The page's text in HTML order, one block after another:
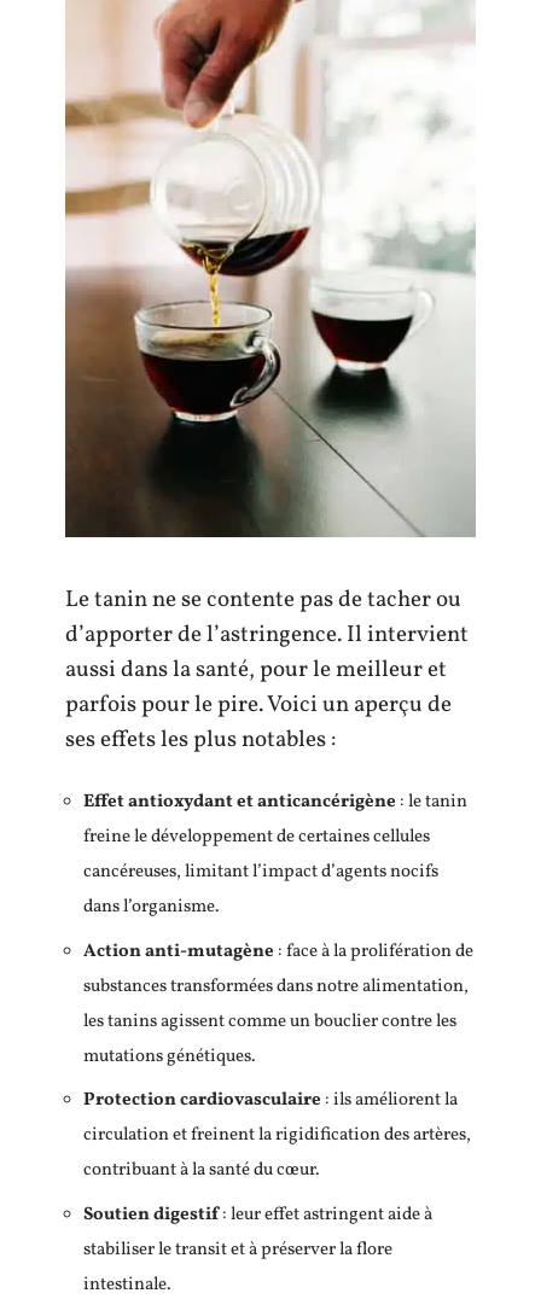
Le tanin ne se contente pas de tacher ou
d’apporter de l’astringence. Il intervient
aussi dans la santé, pour le meilleur et
parfois pour le pire. Voici un aperçu de
ses effets les plus notables :
Effet antioxydant et anticancérigène : le tanin
freine le développement de certaines cellules
cancéreuses, limitant l’impact d’agents nocifs
dans l’organisme.
Action anti-mutagène : face à la prolifération de
substances transformées dans notre alimentation,
les tanins agissent comme un bouclier contre les
mutations génétiques.
Protection cardiovasculaire : ils améliorent la
circulation et freinent la rigidification des artères,
contribuant à la santé du cœur.
Soutien digestif: leur effet astringent aide à
stabiliser le transit et à préserver la flore
intestinale.